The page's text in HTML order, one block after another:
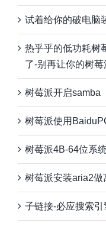
试着给你的破电脑
热乎乎的低功耗树
了-别再让你的树莓
树莓派开启samba
树莓派使用
树莓派4B-64位系
树莓派安装aria2做
子链接-必应搜索